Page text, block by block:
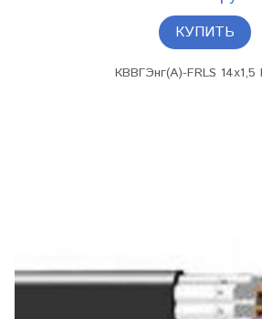
КУПИТЬ
КВВГЭнг(А)-FRLS